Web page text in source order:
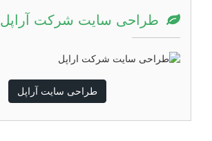
طراحی سایت شرکت آراپل
طراحی سایت آراپل